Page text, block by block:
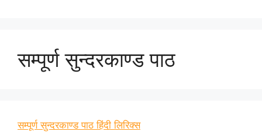
सम्पूर्ण सुन्दरकाण्ड पाठ
सम्पूर्ण सुन्दरकाण्ड पाठ हिंदी लिरिक्स